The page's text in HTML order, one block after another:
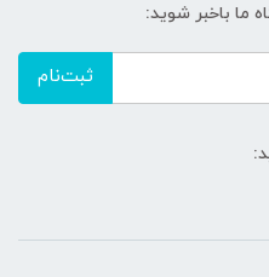
ما باخبر شوید:
ثبت‌نام